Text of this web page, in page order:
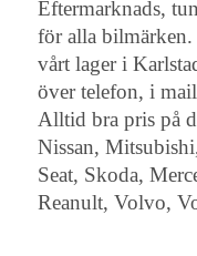
Eftermarknads,
för alla bilmärken.
vårt lager i
över telefon, i
Alltid bra pris på
Nissan,
Seat, Skoda,
Reanult, Volvo,